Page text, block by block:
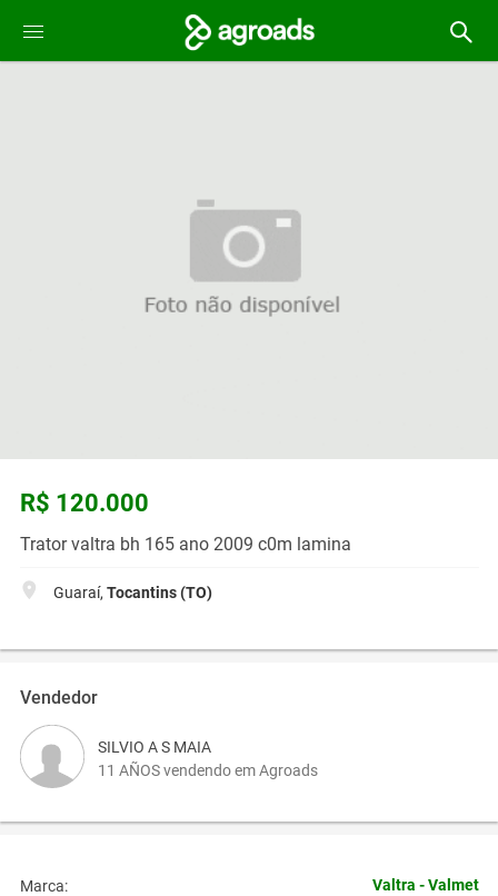
R$ 120.000
Trator valtra bh 165 ano 2009 c0m lamina
Guaraí, Tocantins (TO)
Vendedor
SILVIO A S MAIA
11 AÑOS vendendo em Agroads
Marca: Valtra - Valmet